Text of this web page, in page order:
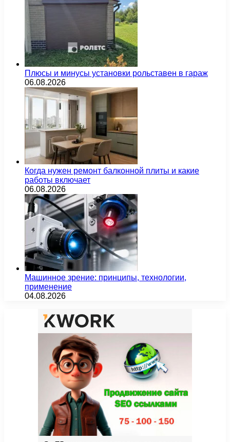
Плюсы и минусы установки рольставен в гараж
06.08.2026
Когда нужен ремонт балконной плиты и какие
работы включает
06.08.2026
Машинное зрение: принципы, технологии,
применение
04.08.2026